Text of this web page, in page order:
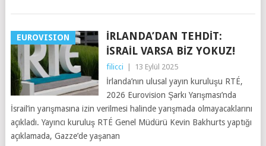
EUROVISION
İRLANDA’DAN TEHDIT:
İSRAIL VARSA BIZ YOKUZ!
filicci 13 Eylül 2025
İrlanda’nın ulusal yayın kuruluşu RTÉ,
2026 Eurovision Şarkı Yarışması’nda
İsrail’in yarışmasına izin verilmesi halinde yarışmada olmayacaklarını
açıkladı. Yayıncı kuruluş RTÉ Genel Müdürü Kevin Bakhurts yaptığı
açıklamada, Gazze’de yaşanan